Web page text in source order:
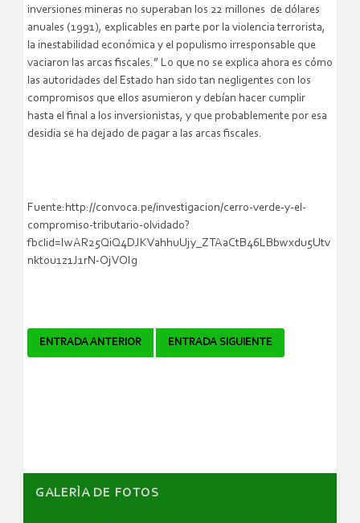
inversiones mineras no superaban los 22 millones de dólares
anuales (1991), explicables en parte por la violencia terrorista,
la inestabilidad económica y el populismo irresponsable que
vaciaron las arcas fiscales.” Lo que no se explica ahora es cómo
las autoridades del Estado han sido tan negligentes con los
compromisos que ellos asumieron y debían hacer cumplir
hasta el final a los inversionistas, y que probablemente por esa
desidia se ha dejado de pagar a las arcas fiscales.
Fuente:http://convoca.pe/investigacion/cerro-verde-y-el-
compromiso-tributario-olvidado?
fbclid=IwAR25QiQ4DJKVahhuUjy_ZTAaCtB46LBbwxdu5Utv
nktou1z1J1rN-OjVOIg
Navegador
ENTRADA ANTERIOR ENTRADA SIGUIENTE
GALERÌA DE FOTOS